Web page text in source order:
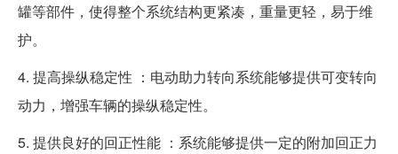
罐等部件，使得整个系统结构更紧凑，重量更轻，易于维
护。
4. 提高操纵稳定性 ：电动助力转向系统能够提供可变转向
动力，增强车辆的操纵稳定性。
5. 提供良好的回正性能 ：系统能够提供一定的附加回正力